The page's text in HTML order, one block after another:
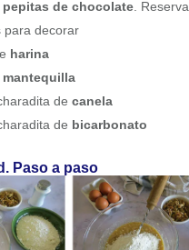
pepitas de chocolate. Reserva
para decorar
harina
mantequilla
de canela
de bicarbonato
Paso a paso